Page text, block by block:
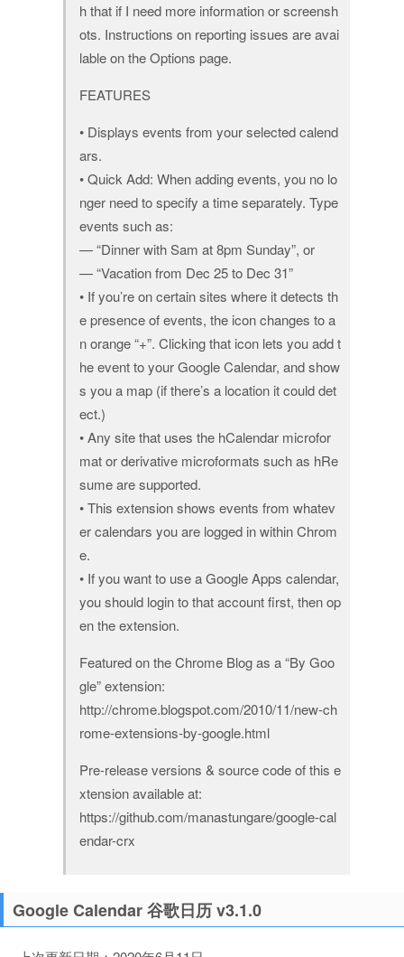
h that if I need more information or screensh
ots. Instructions on reporting issues are avai
lable on the Options page.
FEATURES
• Displays events from your selected calend
ars.
• Quick Add: When adding events, you no lo
nger need to specify a time separately. Type
events such as:
— “Dinner with Sam at 8pm Sunday”, or
— “Vacation from Dec 25 to Dec 31”
• If you’re on certain sites where it detects th
e presence of events, the icon changes to a
n orange “+”. Clicking that icon lets you add t
he event to your Google Calendar, and show
s you a map (if there’s a location it could det
ect.)
• Any site that uses the hCalendar microfor
mat or derivative microformats such as hRe
sume are supported.
• This extension shows events from whatev
er calendars you are logged in within Chrom
e.
• If you want to use a Google Apps calendar,
you should login to that account first, then op
en the extension.
Featured on the Chrome Blog as a “By Goo
gle” extension:
http://chrome.blogspot.com/2010/11/new-ch
rome-extensions-by-google.html
Pre-release versions & source code of this e
xtension available at:
https://github.com/manastungare/google-cal
endar-crx
Google Calendar 谷歌日历 v3.1.0